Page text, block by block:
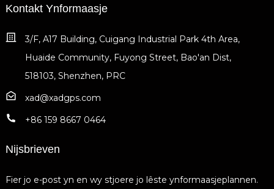
Kontakt Ynformaasje
3/F, A17 Building, Cuigang Industrial Park 4th Area,
Huaide Community, Fuyong Street, Bao'an Dist,
518103, Shenzhen, PRC
xad@xadgps.com
+86 159 8667 0464
Nijsbrieven
Fier jo e-post yn en wy stjoere jo lêste ynformaasjeplannen.